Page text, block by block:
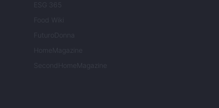
ESG 365
Food Wiki
FuturoDonna
HomeMagazine
SecondHomeMagazine